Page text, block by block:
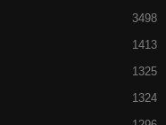
3498
1413
1325
1324